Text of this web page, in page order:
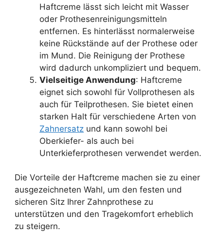
Haftcreme lässt sich leicht mit Wasser
oder Prothesenreinigungsmitteln
entfernen. Es hinterlässt normalerweise
keine Rückstände auf der Prothese oder
im Mund. Die Reinigung der Prothese
wird dadurch unkompliziert und bequem.
Vielseitige Anwendung: Haftcreme
eignet sich sowohl für Vollprothesen als
auch für Teilprothesen. Sie bietet einen
starken Halt für verschiedene Arten von
Zahnersatz und kann sowohl bei
Oberkiefer- als auch bei
Unterkieferprothesen verwendet werden.
Die Vorteile der Haftcreme machen sie zu einer
ausgezeichneten Wahl, um den festen und
sicheren Sitz Ihrer Zahnprothese zu
unterstützen und den Tragekomfort erheblich
zu steigern.